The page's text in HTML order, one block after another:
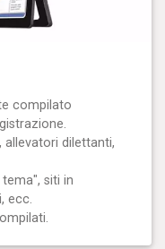
compilato
allevatori dilettanti,
siti in
ecc.